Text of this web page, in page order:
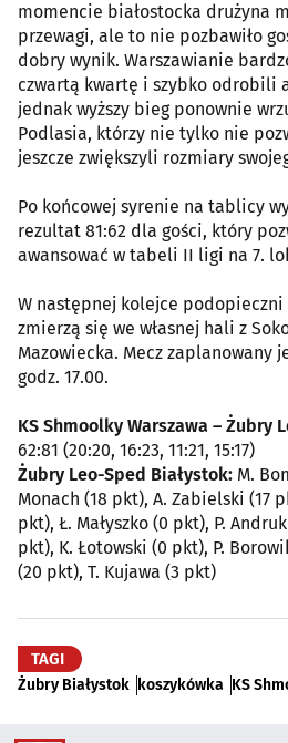
momencie białostocka drużyna
przewagi, ale to nie pozbawiło
dobry wynik. Warszawianie
czwartą kwartę i szybko odrobili
jednak wyższy bieg ponownie
Podlasia, którzy nie tylko nie
jeszcze zwiększyli rozmiary
Po końcowej syrenie na tablicy
rezultat 81:62 dla gości, który
awansować w tabeli II ligi na 7.
W następnej kolejce podopieczni
zmierzą się we własnej hali z
Mazowiecka. Mecz zaplanowany
godz. 17.00.
KS Shmoolky Warszawa – Żubry
62:81 (20:20, 16:23, 11:21, 15:17)
Żubry Leo-Sped Białystok: M.
Monach (18 pkt), A. Zabielski (17
pkt), Ł. Małyszko (0 pkt), P.
pkt), K. Łotowski (0 pkt), P.
(20 pkt), T. Kujawa (3 pkt)
TAGI
Żubry Białystok koszykówka KS